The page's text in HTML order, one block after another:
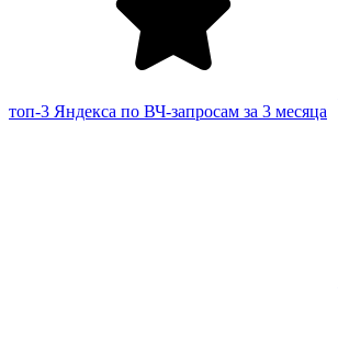
топ-3 Яндекса по ВЧ-запросам за 3 месяца